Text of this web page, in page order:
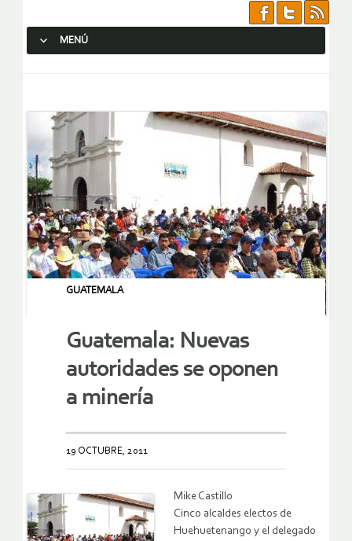
MENÚ
GUATEMALA
Guatemala: Nuevas
autoridades se oponen
a minería
19 OCTUBRE, 2011
Mike Castillo
Cinco alcaldes electos de
Huehuetenango y el delegado